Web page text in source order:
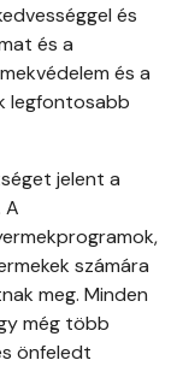
és
és a
és a
legfontosabb
jelent a
A
számára
meg. Minden
még több
önfeledt